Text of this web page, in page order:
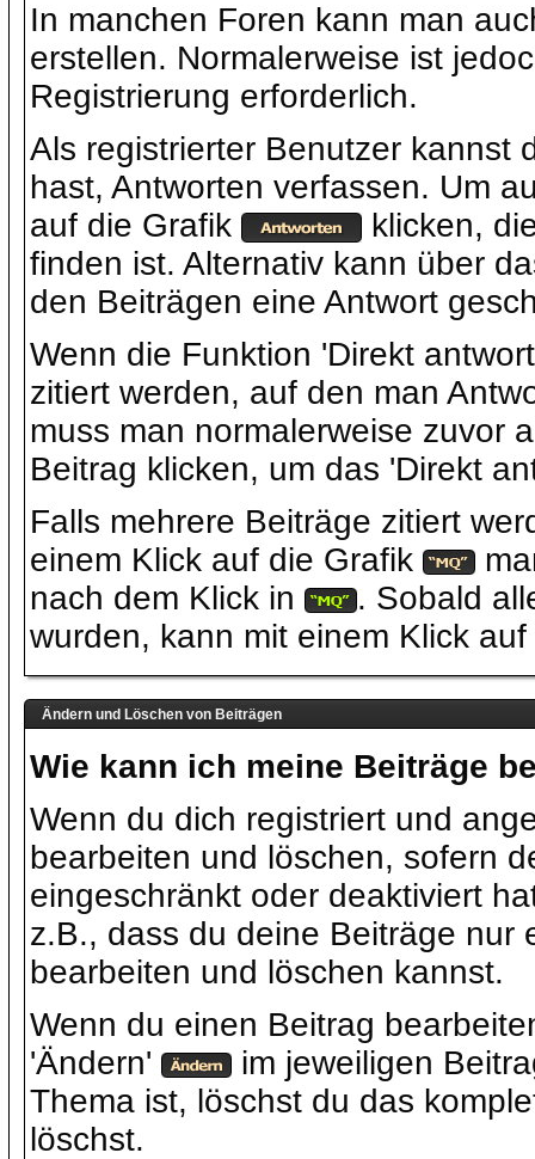
In manchen Foren kann man
erstellen. Normalerweise ist
Registrierung erforderlich.
Als registrierter Benutzer kannst
hast, Antworten verfassen. Um
auf die Grafik
klicken,
finden ist. Alternativ kann über
den Beiträgen eine Antwort
Wenn die Funktion 'Direkt
zitiert werden, auf den man
muss man normalerweise zuvor
Beitrag klicken, um das 'Direkt
Falls mehrere Beiträge zitiert
einem Klick auf die Grafik
nach dem Klick in
. Sobald
wurden, kann mit einem Klick auf
Ändern und Löschen von Beiträgen
Wie kann ich meine Beiträge
Wenn du dich registriert und
bearbeiten und löschen, sofern
eingeschränkt oder deaktiviert
z.B., dass du deine Beiträge nur
bearbeiten und löschen kannst.
Wenn du einen Beitrag
'Ändern'
im jeweiligen
Thema ist, löschst du das
löschst.